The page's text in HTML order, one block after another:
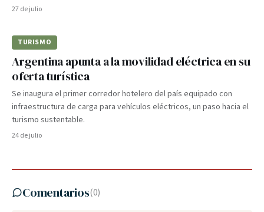
27 de julio
TURISMO
Argentina apunta a la movilidad eléctrica en su
oferta turística
Se inaugura el primer corredor hotelero del país equipado con
infraestructura de carga para vehículos eléctricos, un paso hacia el
turismo sustentable.
24 de julio
Comentarios(0)